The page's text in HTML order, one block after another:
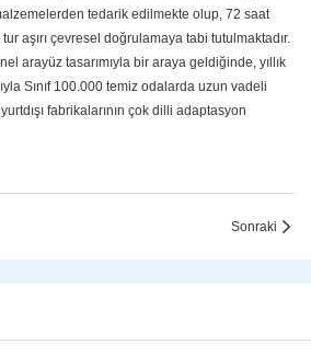
tedarik edilmekte olup, 72 saat
aşırı çevresel doğrulamaya tabi tutulmaktadır.
arayüz tasarımıyla bir araya geldiğinde, yıllık
Sınıf 100.000 temiz odalarda uzun vadeli
fabrikalarının çok dilli adaptasyon
Sonraki